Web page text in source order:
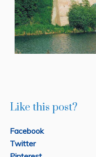
Like this post?
Facebook
Twitter